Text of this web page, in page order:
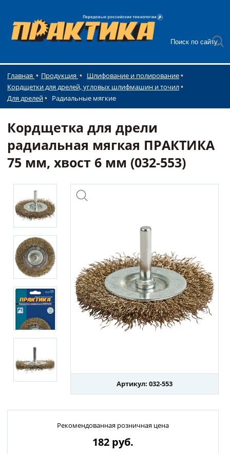
Главная Продукция
Шлифование и полирование
Кордщетки для дрелей, угловых шлифмашин и точил
Для дрелей
Радиальные мягкие
Кордщетка для дрели
радиальная мягкая ПРАКТИКА
75 мм, хвост 6 мм (032-553)
Артикул: 032-553
Рекомендованная розничная цена
182 руб.